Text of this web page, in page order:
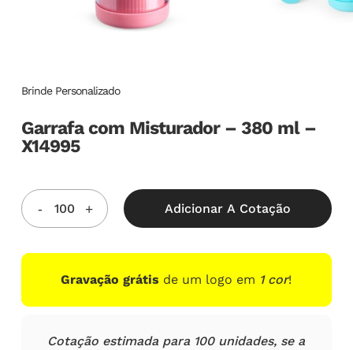
Brinde Personalizado
Garrafa com Misturador – 380 ml –
X14995
Adicionar A Cotação
Gravação grátis de um logo em 1 cor!
Cotação estimada para 100 unidades, se a